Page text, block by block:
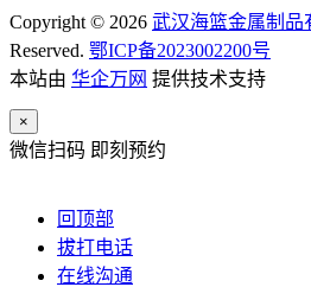
Copyright © 2026 武汉海篮金属制品
Reserved. 鄂ICP备2023002200号
本站由 华企万网 提供技术支持
×
微信扫码 即刻预约
回顶部
拔打电话
在线沟通